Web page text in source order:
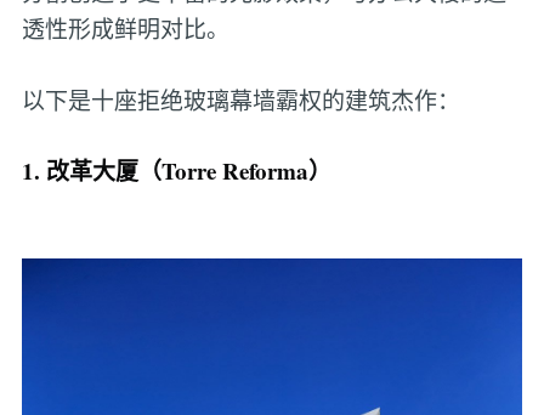
透性形成鲜明对比。
以下是十座拒绝玻璃幕墙霸权的建筑杰作：
1. 改革大厦（Torre Reforma）